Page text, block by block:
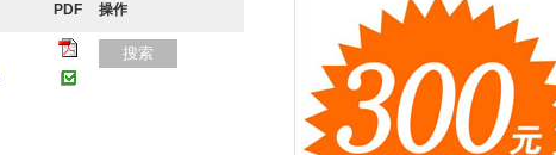
PDF 操作
搜索